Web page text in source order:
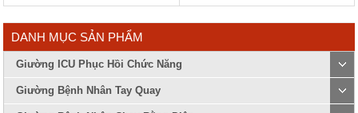
DANH MỤC SẢN PHẨM
Giường ICU Phục Hồi Chức Năng
Giường Bệnh Nhân Tay Quay